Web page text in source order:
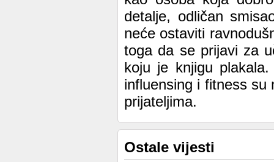
detalje, odličan
neće ostaviti
toga da se prijavi za
koju je knjigu
influensing i fitness su
prijateljima.
Ostale vijesti